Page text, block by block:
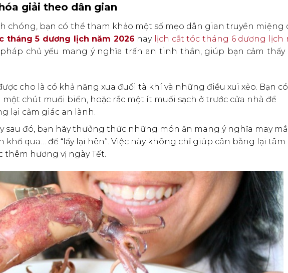
giải theo dân gian
chóng, bạn có thể tham khảo một số mẹo dân gian truyền miệng
tháng 5 dương lịch năm 2026 hay lịch cắt tóc tháng 6 dương lịch
chủ yếu mang ý nghĩa trấn an tinh thần, giúp bạn cảm thấy
cho là có khả năng xua đuổi tà khí và những điều xui xẻo. Bạn
chút muối biển, hoặc rắc một ít muối sạch ở trước cửa nhà để
lại cảm giác an lành.
sau đó, bạn hãy thưởng thức những món ăn mang ý nghĩa may
khổ qua… để “lấy lại hên”. Việc này không chỉ giúp cân bằng lại tâm
thêm hương vị ngày Tết.